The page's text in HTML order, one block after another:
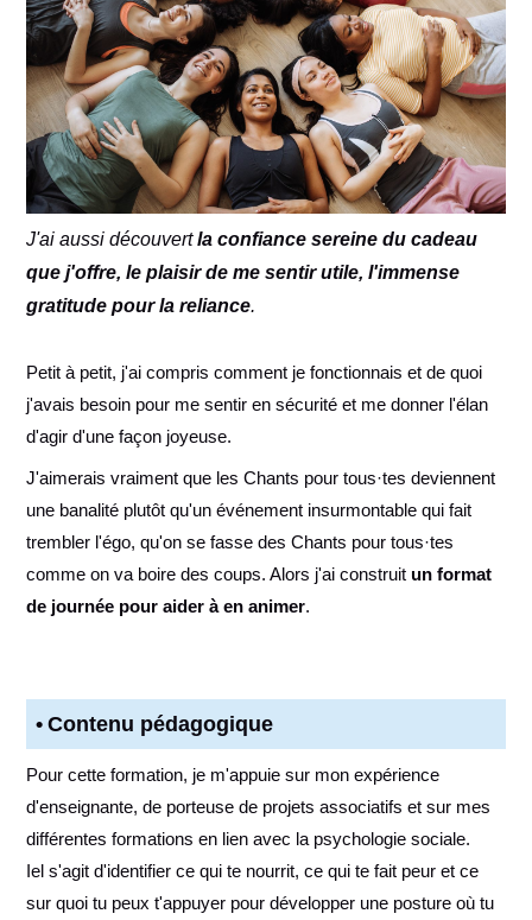
J'ai aussi découvertla confiance sereine du cadeau
que j'offre, le plaisir de me sentir utile, l'immense
gratitude pour la reliance.
Petit à petit, j'ai compris comment je fonctionnais et de quoi
j'avais besoin pour me sentir en sécurité et me donner l'élan
d'agir d'une façon joyeuse.
J'aimerais vraiment que les Chants pour tous·tes deviennent
une banalité plutôt qu'un événement insurmontable qui fait
trembler l'égo, qu'on se fasse des Chants pour tous·tes
comme on va boire des coups. Alors j'ai construit un format
de journée pour aider à en animer.
Contenu pédagogique
Pour cette formation, je m'appuie sur mon expérience
d'enseignante, de porteuse de projets associatifs et sur mes
différentes formations en lien avec la psychologie sociale.
Iel s'agit d'identifier ce qui te nourrit, ce qui te fait peur et ce
sur quoi tu peux t'appuyer pour développer une posture où tu